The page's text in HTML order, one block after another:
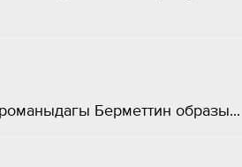
Берметтин образы​...